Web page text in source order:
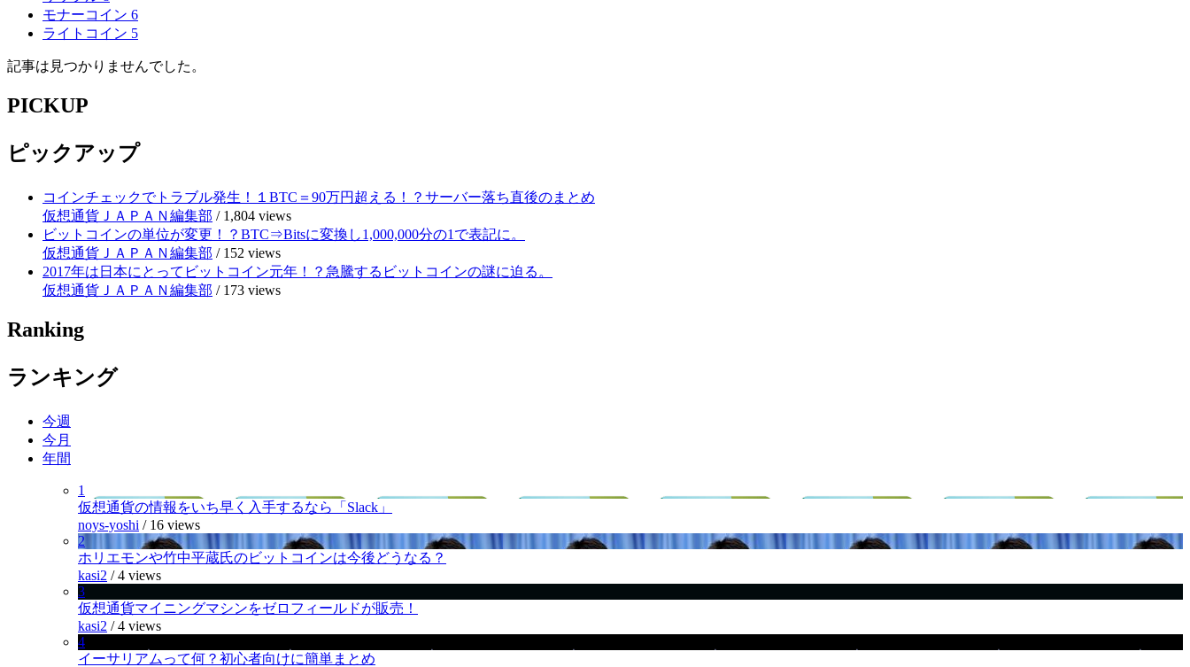
モナーコイン 6
ライトコイン 5
記事は見つかりませんでした。
PICKUP
ピックアップ
コインチェックでトラブル発生！１BTC＝90万円超える！？サーバー落ち直後のまとめ
仮想通貨ＪＡＰＡＮ編集部 / 1,804 views
ビットコインの単位が変更！？BTC⇒Bitsに変換し1,000,000分の1で表記に。
仮想通貨ＪＡＰＡＮ編集部 / 152 views
2017年は日本にとってビットコイン元年！？急騰するビットコインの謎に迫る。
仮想通貨ＪＡＰＡＮ編集部 / 173 views
Ranking
ランキング
今週
今月
年間
1
仮想通貨の情報をいち早く入手するなら「Slack」
noys-yoshi / 16 views
2
ホリエモンや竹中平蔵氏のビットコインは今後どうなる？
kasi2 /4 views
3
仮想通貨マイニングマシンをゼロフィールドが販売！
kasi2 /4 views
4
イーサリアムって何？初心者向けに簡単まとめ